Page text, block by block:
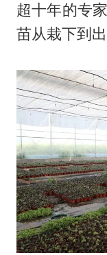
超十年的专
苗从栽下到